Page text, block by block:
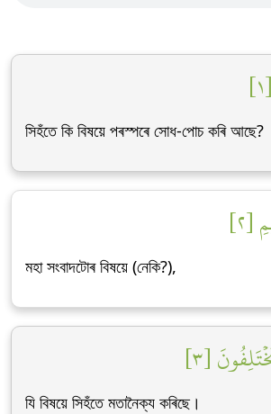
সিহঁতে কি বিষয়ে পৰস্পৰে সোধ-পোচ কৰি আছে?
[٢]
মহা সংবাদটোৰ বিষয়ে (নেকি?),
[٣]
যি বিষয়ে সিহঁতে মতানৈক্য কৰিছে।